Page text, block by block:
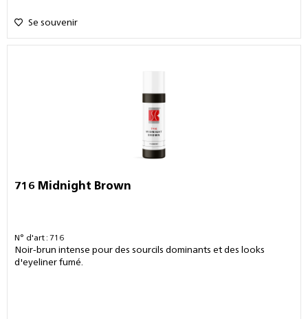
Se souvenir
716 Midnight Brown
N° d'art : 716
Noir-brun intense pour des sourcils dominants et des looks
d'eyeliner fumé.